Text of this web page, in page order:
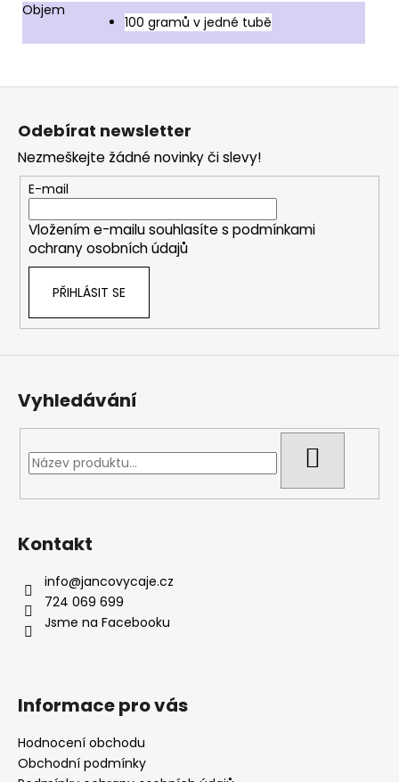
Objem
100 gramů v jedné tubě
Odebírat newsletter
Nezmeškejte žádné novinky či slevy!
E-mail
Vložením e-mailu souhlasíte s podmínkami
ochrany osobních údajů
PŘIHLÁSIT SE
Vyhledávání
Kontakt
info@jancovycaje.cz
724 069 699
Jsme na Facebooku
Informace pro vás
Hodnocení obchodu
Obchodní podmínky